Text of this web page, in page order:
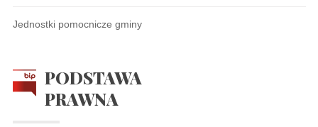
Jednostki pomocnicze gminy
PODSTAWA
PRAWNA